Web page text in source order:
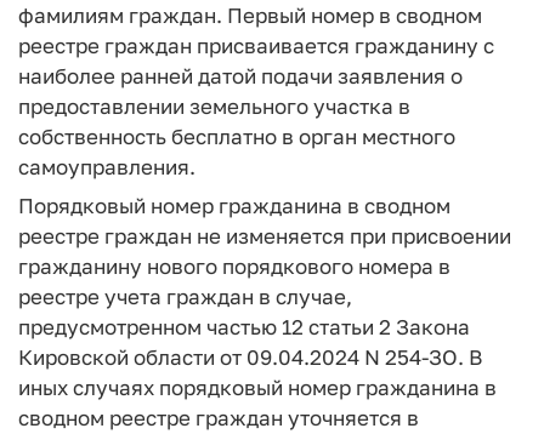
фамилиям граждан. Первый номер в сводном
реестре граждан присваивается гражданину с
наиболее ранней датой подачи заявления о
предоставлении земельного участка в
собственность бесплатно в орган местного
самоуправления.
Порядковый номер гражданина в сводном
реестре граждан не изменяется при присвоении
гражданину нового порядкового номера в
реестре учета граждан в случае,
предусмотренном частью 12 статьи 2 Закона
Кировской области от 09.04.2024 N 254-ЗО. В
иных случаях порядковый номер гражданина в
сводном реестре граждан уточняется в